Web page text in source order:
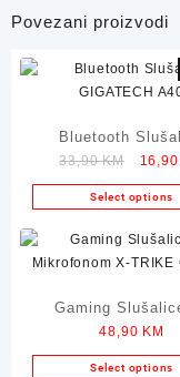
Povezani proizvodi
Bluetooth
GIGATECH
33,90KM
price
was:
33,90
16,90
Select options
Gaming
Mikrofonom X-
509
48,90 KM
Select options